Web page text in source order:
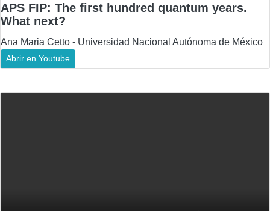
APS FIP: The first hundred quantum years.
What next?
Ana Maria Cetto - Universidad Nacional Autónoma de México
Abrir en Youtube